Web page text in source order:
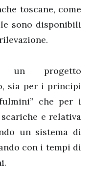
toscane, come
sono disponibili
un progetto
sia per i principi
che per i
e relativa
un sistema di
con i tempi di